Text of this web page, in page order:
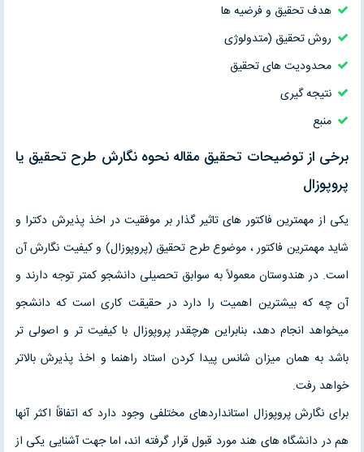
هدف تحقیق و فرضیه ها
روش تحقیق (متدولوژی
محدودیت های تحقیق
نتیجه گیری
منبع
برخی از توضیحات تحقیق مقاله نحوه نگارش طرح تحقيق یا
پروپوزال
یکی از مهمترین فاکتور های تاثیر گذار بر موفقیت در اخذ پذیرش دکترا و
شاید مهمترین فاکتور ، موضوع طرح تحقیق (پروپوزال) و کیفیت نگارش آن
است. در هندوستان معمولاً به سوابق تحصیلی دانشجو کمتر توجه دارند و
آن چه که بیشترین اهمیت را دارد در حقیقت کاری است که دانشجو
میخواهد انجام دهد، بنابراین هرچقدر پروپوزال با کیفیت تر و اصولی تر
باشد به همان میزان شانس پیدا کردن استاد راهنما و اخذ پذیرش بالاتر
خواهد رفت.
برای نگارش پروپوزال استانداردهای مختلفی وجود دارد که اتفاقاً اکثر آنها
هم در دانشگاه های هند مورد قبول قرار گرفته اند، اما جهت آشنایی یکی از